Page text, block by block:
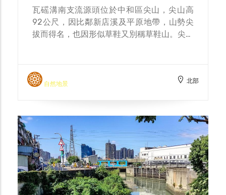
瓦磘溝南支流源頭位於中和區尖山，尖山高
92公尺，因比鄰新店溪及平原地帶，山勢尖
拔而得名，也因形似草鞋又別稱草鞋山。尖山
至民國40年代因秀朗橋興建而沒落。目前尖
山的土地利用為公墓區，入口處在尖山腳福德
掘出新石器時代的尖山文化之石器考古遺跡。
自然地景 北部